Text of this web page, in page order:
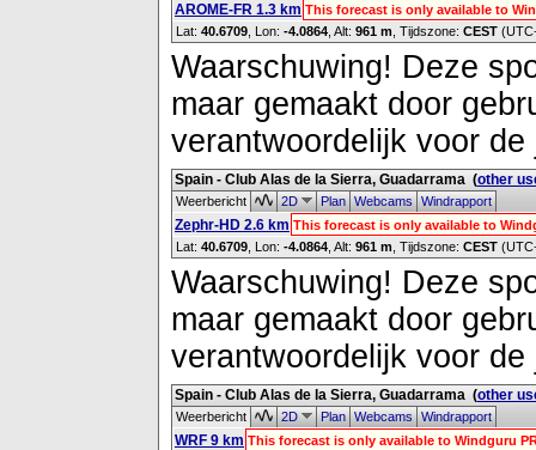
AROME-FR 1.3 km This forecast is only available to
Lat: 40.6709 , Lon: -4.0864 Alt: 961 m , Tijdszone: CEST
Waarschuwing! Deze
maar gemaakt door
verantwoordelijk voor
Spain - Club Alas de la Sierra, Guadarrama (other
Weerbericht 2D PlanWebcamsWindrapport
Zephr-HD 2.6 km This forecast is only available to
Lat: 40.6709 , Lon: -4.0864 Alt: 961 m , Tijdszone: CEST
Waarschuwing! Deze
maar gemaakt door
verantwoordelijk voor
Spain - Club Alas de la Sierra, Guadarrama (other
Weerbericht 2D PlanWebcamsWindrapport
WRF 9 km This forecast is only available to Windguru